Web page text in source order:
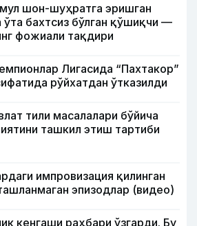
шон-шуҳратга эришган
бахтсиз бўлган қўшиқчи —
фожиали тақдири
Лигасида “Пахтакор”
рўйхатдан ўтказилди
тили масалалари бўйича
ташкил этиш тартиби
импровизация қилинган
эпизодлар (видео)
кенгаши раҳбари ўзгарди. Бу